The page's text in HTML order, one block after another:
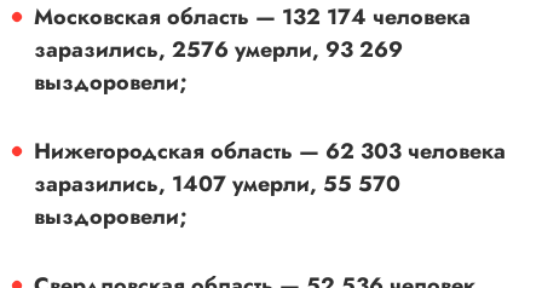
Московская область — 132 174 человека
заразились, 2576 умерли, 93 269
выздоровели;
Нижегородская область — 62 303 человека
заразились, 1407 умерли, 55 570
выздоровели;